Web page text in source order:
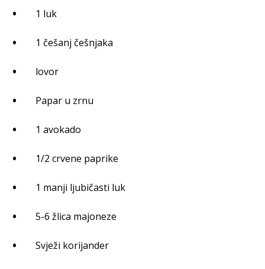
1 luk
1 češanj češnjaka
lovor
Papar u zrnu
1 avokado
1/2 crvene paprike
1 manji ljubičasti luk
5-6 žlica majoneze
Svježi korijander